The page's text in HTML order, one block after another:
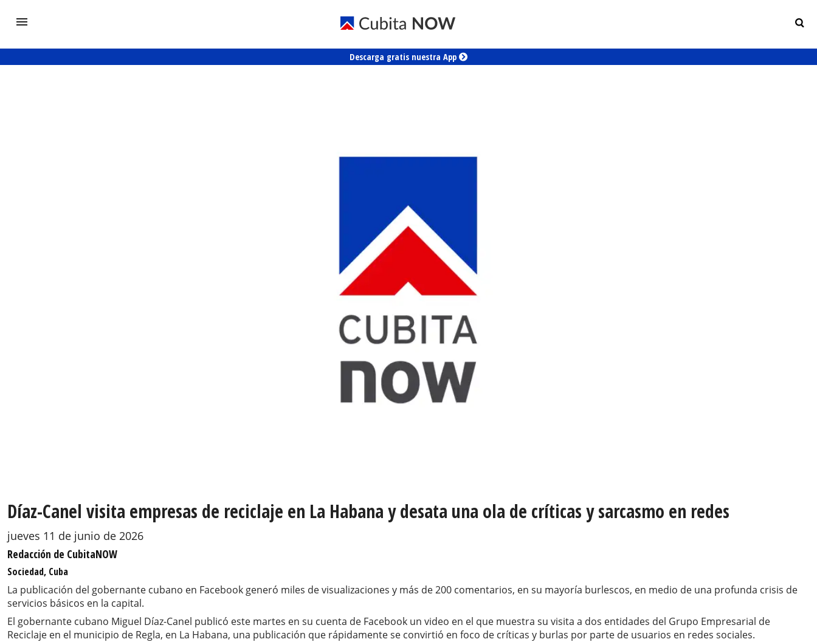
Descarga gratis nuestra App
Díaz-Canel visita empresas de reciclaje en La Habana y desata una ola de críticas y sarcasmo en redes
jueves 11 de junio de 2026
Redacción de CubitaNOW
Sociedad, Cuba
La publicación del gobernante cubano en Facebook generó miles de visualizaciones y más de 200 comentarios, en su mayoría burlescos, en medio de una profunda crisis de
servicios básicos en la capital.
El gobernante cubano Miguel Díaz-Canel publicó este martes en su cuenta de Facebook un video en el que muestra su visita a dos entidades del Grupo Empresarial de
Reciclaje en el municipio de Regla, en La Habana, una publicación que rápidamente se convirtió en foco de críticas y burlas por parte de usuarios en redes sociales.